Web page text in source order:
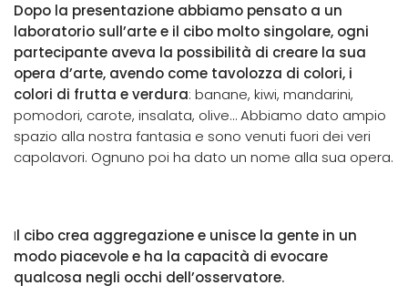
Dopo la presentazione abbiamo pensato a un
laboratorio sull’arte e il cibo molto singolare, ogni
partecipante aveva la possibilità di creare la sua
opera d’arte, avendo come tavolozza di colori, i
colori di frutta e verdura: banane, kiwi, mandarini,
pomodori, carote, insalata, olive… Abbiamo dato ampio
spazio alla nostra fantasia e sono venuti fuori dei veri
capolavori. Ognuno poi ha dato un nome alla sua opera.
Il cibo crea aggregazione e unisce la gente in un
modo piacevole e ha la capacità di evocare
qualcosa negli occhi dell’osservatore.